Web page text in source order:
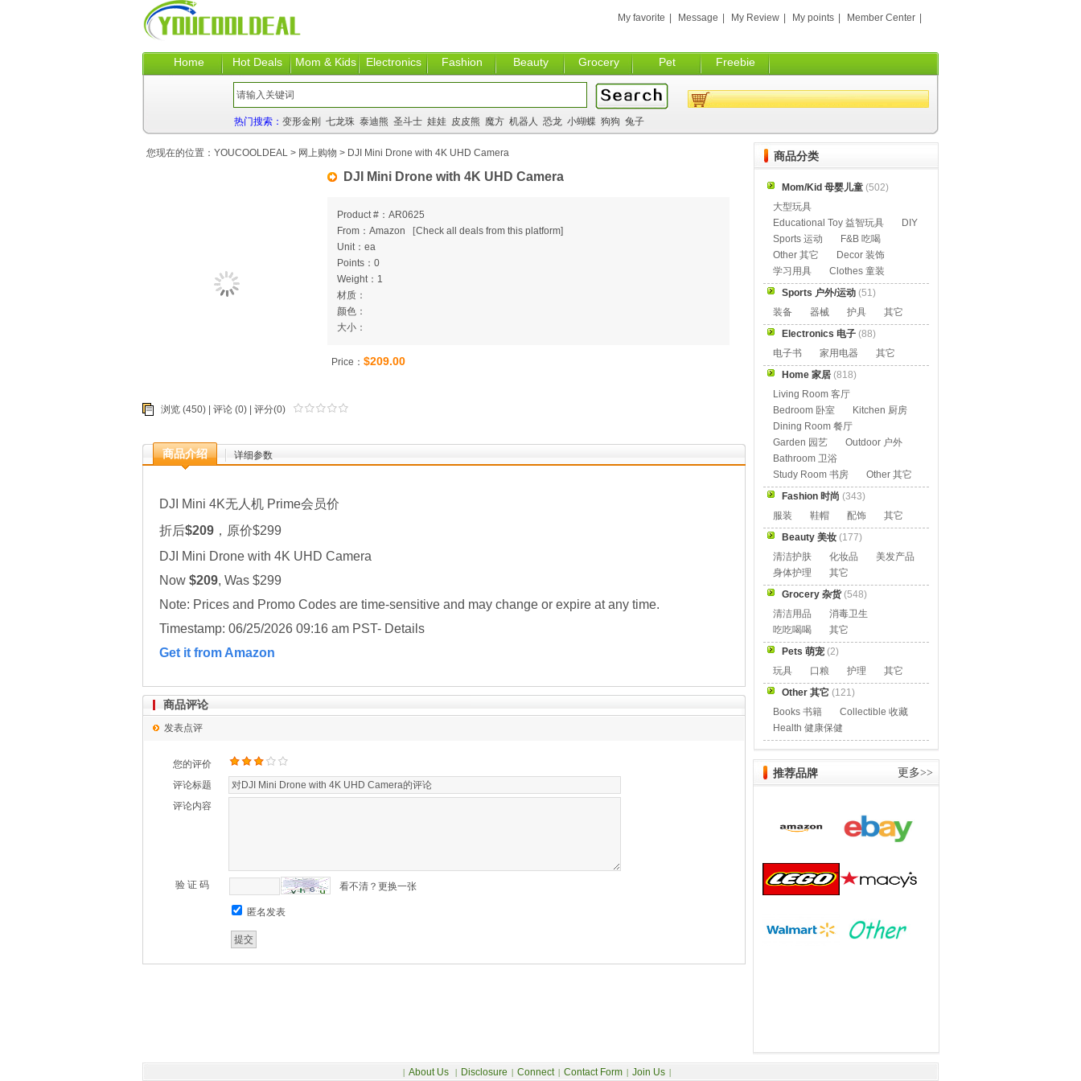
Home Hot Deals Mom & Kids Electronics Fashion Beauty Grocery Pet Freebie
My favorite Message My Review My points Member Center
热门搜索： 变形金刚 七龙珠 泰迪熊 圣斗士 娃娃 皮皮熊 魔方 机器人 恐龙 小蝴蝶 狗狗 兔子
DJI Mini Drone with 4K UHD Camera
Product #：AR0625
From：Amazon
[Check all deals from this platform]
Unit：ea
Points：0
Weight：1
材质：
颜色：
大小：
Price： $209.00
浏览 (450) | 评论 (0) | 评分(0)
商品介绍 详细参数
DJI Mini 4K无人机 Prime会员价
折后$209 ，原价$299
DJI Mini Drone with 4K UHD Camera
Now $209, Was $299
Note: Prices and Promo Codes are time-sensitive and may change or expire at any time.
Timestamp: 06/25/2026 09:16 am PST- Details
Get it from Amazon
您现在的位置： YOUCOOLDEAL > 网上购物 > DJI Mini Drone with 4K UHD Camera
商品评论
发表点评
您的评价
评论标题
评论内容
验 证 码 看不清？更换一张
匿名发表
商品分类
Mom/Kid 母婴儿童 (502)
大型玩具
Educational Toy 益智玩具
DIY
Sports 运动
F&B 吃喝
Other 其它
Decor 装饰
学习用具
Clothes 童装
Sports 户外/运动 (51)
装备
器械 护具
其它
Electronics 电子 (88)
电子书
家用电器
其它
Home 家居 (818)
Living Room 客厅
Bedroom 卧室
Kitchen 厨房
Dining Room 餐厅
Garden 园艺
Outdoor 户外
Bathroom 卫浴
Study Room 书房
Other 其它
Fashion 时尚 (343)
服装
鞋帽 配饰
其它
Beauty 美妆 (177)
清洁护肤
化妆品
美发产品
身体护理
其它
Grocery 杂货(548)
清洁用品
消毒卫生
吃吃喝喝
其它
Pets 萌宠 (2)
玩具
口粮 护理
其它
Other 其它 (121)
Books 书籍
Collectible 收藏
Health 健康保健
推荐品牌 更多>>
| About Us | Disclosure | Connect | Contact Form | Join Us |